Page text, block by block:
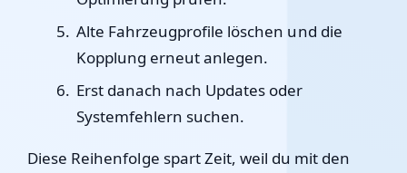
Alte Fahrzeugprofile löschen und die
Kopplung erneut anlegen.
Erst danach nach Updates oder
Systemfehlern suchen.
Diese Reihenfolge spart Zeit, weil du mit den